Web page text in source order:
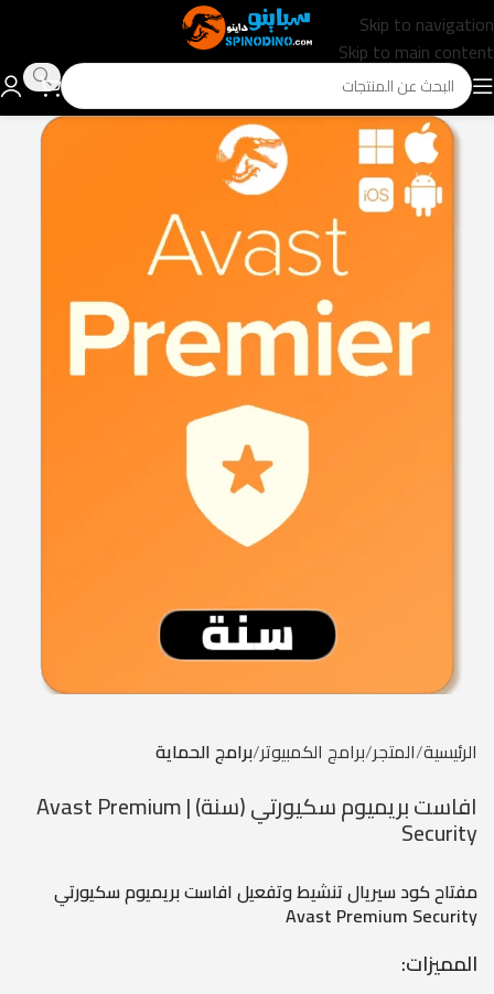
Skip to navigation
Skip to main content
الرئيسية المتجر برامج الكمبيوتر برامج الحماية
افاست بريميوم سكيورتي (سنة) | Avast Premium
Security
مفتاح كود سيريال تنشيط وتفعيل افاست بريميوم سكيورتي
Avast Premium Security
المميزات: